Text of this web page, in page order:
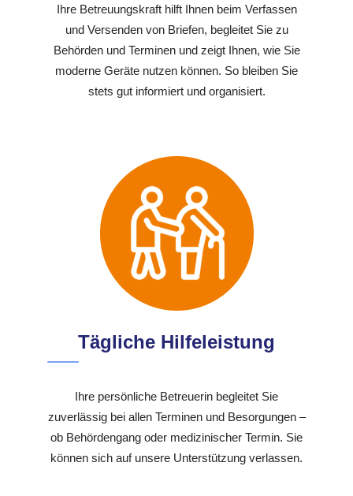
Ihre Betreuungskraft hilft Ihnen beim Verfassen
und Versenden von Briefen, begleitet Sie zu
Behörden und Terminen und zeigt Ihnen, wie Sie
moderne Geräte nutzen können. So bleiben Sie
stets gut informiert und organisiert.
Tägliche Hilfeleistung
Ihre persönliche Betreuerin begleitet Sie
zuverlässig bei allen Terminen und Besorgungen –
ob Behördengang oder medizinischer Termin. Sie
können sich auf unsere Unterstützung verlassen.